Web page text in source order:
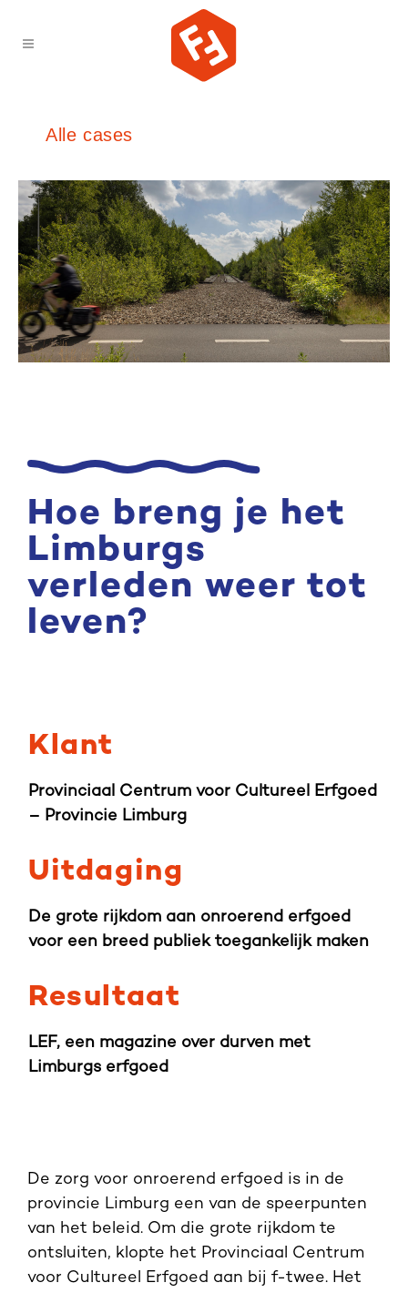
Alle cases
Hoe breng je het
Limburgs
verleden weer tot
leven?
Klant
Provinciaal Centrum voor Cultureel Erfgoed
– Provincie Limburg
Uitdaging
De grote rijkdom aan onroerend erfgoed
voor een breed publiek toegankelijk maken
Resultaat
LEF, een magazine over durven met
Limburgs erfgoed
De zorg voor onroerend erfgoed is in de
provincie Limburg een van de speerpunten
van het beleid. Om die grote rijkdom te
ontsluiten, klopte het Provinciaal Centrum
voor Cultureel Erfgoed aan bij f-twee. Het